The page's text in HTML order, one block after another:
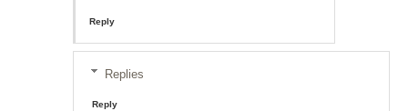
Reply
Replies
Reply